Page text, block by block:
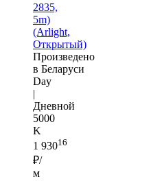
2835,
5m)
(Arlight,
Открытый)
Произведено
в Беларуси
Day
|
Дневной
5000
K
1 93016
₽/
м